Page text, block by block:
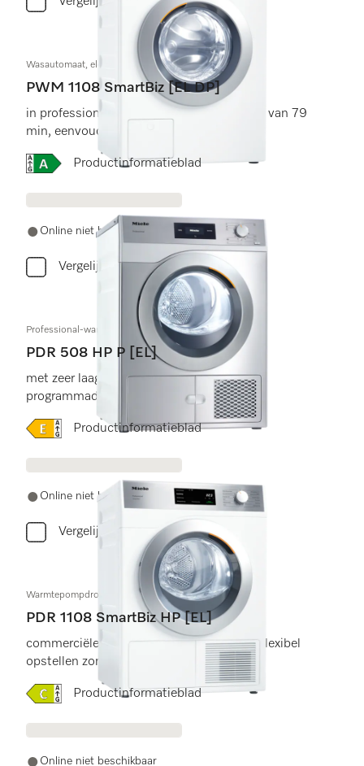
Wasautomaat, elektrisch verwarmd
PWM 1108 SmartBiz [EL DP]
in professionele kwaliteit, programmaduur van 79
min, eenvoudige opstelling.
Online Label Flag, Energielabel
Productinformatieblad
Online niet beschikbaar
Vergelijken
Professional-warmtepompdroger, Kleine Geweldenaars
PDR 508 HP P [EL]
met zeer laag energieverbruik en korte
programmaduur
Online Label Flag, Energielabel
Productinformatieblad
Online niet beschikbaar
Vergelijken
Warmtepompdroogautomaat
PDR 1108 SmartBiz HP [EL]
commerciële kwaliteit voor eenvoudig en flexibel
opstellen zonder luchtafvoer.
Online Label Flag, Energielabel
Productinformatieblad
Online niet beschikbaar